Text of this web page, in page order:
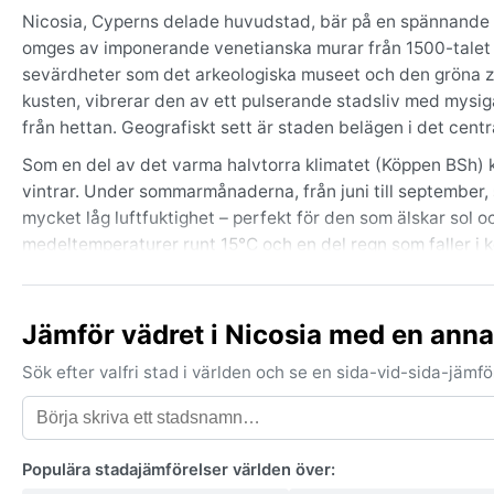
Nicosia, Cyperns delade huvudstad, bär på en
omges av imponerande venetianska murar från 1500-
sevärdheter som det arkeologiska museet och den
kusten, vibrerar den av ett pulserande stadsliv med
från hettan. Geografiskt sett är staden belägen i det
Som en del av det varma halvtorra klimatet (Köppen
vintrar. Under sommarmånaderna, från juni till
mycket låg luftfuktighet – perfekt för den som älskar sol
medeltemperaturer runt 15°C och en del regn som faller
Den bästa tiden att uppleva Nicosia väder- och
temperaturerna mildare, runt 20–25°C, och stadens
med uteserveringar som fylls av besökare. Ett lokalt
närliggande saltsjöar under kyliga vintermorgnar men
monsuner och tropiska cykloner, men kraftiga åskväder
Jämför vädret i Nicosia med en
Sök efter valfri stad i världen och se en sida-vid-sida-
Populära stadajämförelser världen över: